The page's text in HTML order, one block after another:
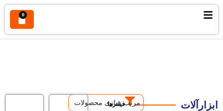
0
ابزارآلات فیلترها
مرتب سازی محصولات